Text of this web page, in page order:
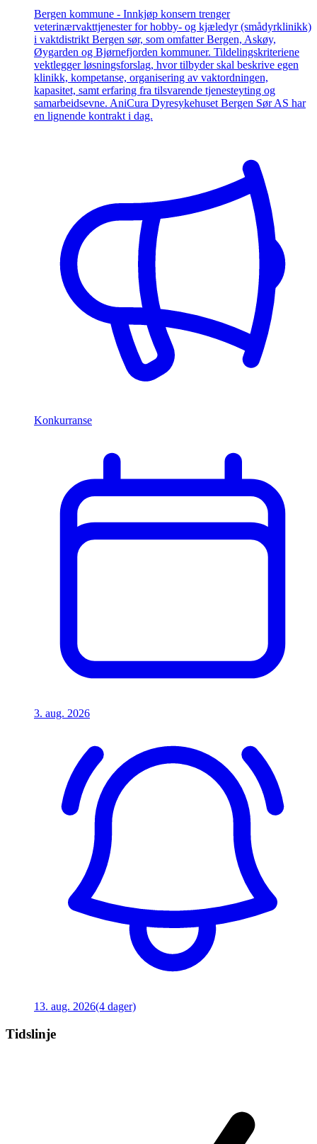
Bergen kommune - Innkjøp konsern trenger
veterinærvakttjenester for hobby- og kjæledyr (smådyrklinikk)
i vaktdistrikt Bergen sør, som omfatter Bergen, Askøy,
Øygarden og Bjørnefjorden kommuner. Tildelingskriteriene
vektlegger løsningsforslag, hvor tilbyder skal beskrive egen
klinikk, kompetanse, organisering av vaktordningen,
kapasitet, samt erfaring fra tilsvarende tjenesteyting og
samarbeidsevne. AniCura Dyresykehuset Bergen Sør AS har
en lignende kontrakt i dag.
Konkurranse
3. aug. 2026
13. aug. 2026(4 dager)
Tidslinje